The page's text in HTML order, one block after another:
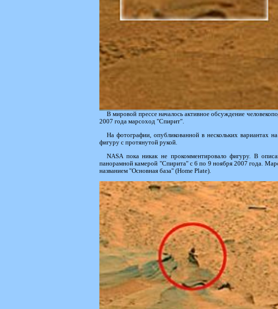
В мировой прессе началось активное обсуждение
2007 года марсоход "Спирит".
На фотографии, опубликованной в нескольких вариантах
фигуру с протянутой рукой.
NASA пока никак не прокомментировало фигуру. В
панорамной камерой "Спирита" с 6 по 9 ноября 2007 года.
названием "Основная база" (Home Plate).